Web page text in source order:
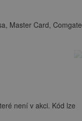
není v akci. Kód lze